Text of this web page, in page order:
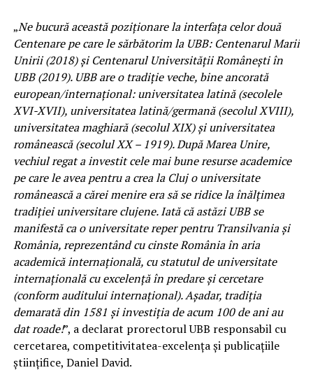
„Ne bucură această poziţionare la interfaţa celor două
Centenare pe care le sărbătorim la UBB: Centenarul Marii
Unirii (2018) şi Centenarul Universităţii Româneşti în
UBB (2019). UBB are o tradiţie veche, bine ancorată
european/internaţional: universitatea latină (secolele
XVI-XVII), universitatea latină/germană (secolul XVIII),
universitatea maghiară (secolul XIX) şi universitatea
românească (secolul XX – 1919). După Marea Unire,
vechiul regat a investit cele mai bune resurse academice
pe care le avea pentru a crea la Cluj o universitate
românească a cărei menire era să se ridice la înălţimea
tradiţiei universitare clujene. Iată că astăzi UBB se
manifestă ca o universitate reper pentru Transilvania şi
România, reprezentând cu cinste România în aria
academică internaţională, cu statutul de universitate
internaţională cu excelenţă în predare şi cercetare
(conform auditului internaţional). Aşadar, tradiţia
demarată din 1581 şi investiţia de acum 100 de ani au
dat roade!”, a declarat prorectorul UBB responsabil cu
cercetarea, competitivitatea-excelenţa şi publicaţiile
ştiinţifice, Daniel David.